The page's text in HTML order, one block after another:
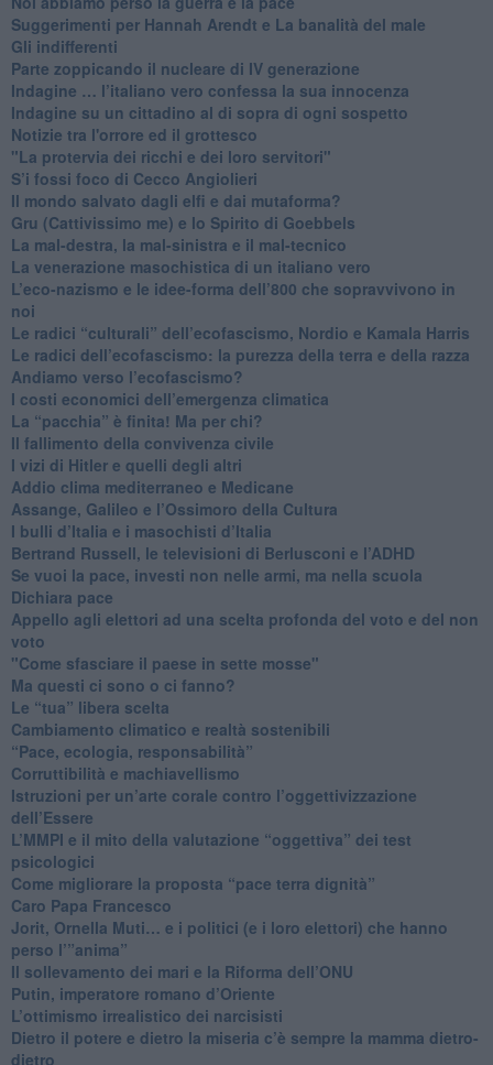
Suggerimenti per Hannah Arendt e La banalità del male
​Gli indifferenti
Parte zoppicando il nucleare di IV generazione
​Indagine … l’italiano vero confessa la sua innocenza
Indagine su un cittadino al di sopra di ogni sospetto
Notizie tra l'orrore ed il grottesco
"La protervia dei ricchi e dei loro servitori"
S’i fossi foco di Cecco Angiolieri
​Il mondo salvato dagli elfi e dai mutaforma?
Gru (Cattivissimo me) e lo Spirito di Goebbels
​La mal-destra, la mal-sinistra e il mal-tecnico
​La venerazione masochistica di un italiano vero
​L’eco-nazismo e le idee-forma dell’800 che sopravvivono in
noi
​Le radici “culturali” dell’ecofascismo, Nordio e Kamala Harris
Le radici dell’ecofascismo: la purezza della terra e della razza
Andiamo verso l’ecofascismo?
I costi economici dell’emergenza climatica
​La “pacchia” è finita! Ma per chi?
​Il fallimento della convivenza civile
​I vizi di Hitler e quelli degli altri
Addio clima mediterraneo e Medicane
​Assange, Galileo e l’Ossimoro della Cultura
​I bulli d’Italia e i masochisti d’Italia
​Bertrand Russell, le televisioni di Berlusconi e l’ADHD
​Se vuoi la pace, investi non nelle armi, ma nella scuola
​Dichiara pace
​Appello agli elettori ad una scelta profonda del voto e del non
voto
"Come sfasciare il paese in sette mosse"
​Ma questi ci sono o ci fanno?
​Le “tua” libera scelta
Cambiamento climatico e realtà sostenibili
“Pace, ecologia, responsabilità”
​Corruttibilità e machiavellismo
Istruzioni per un’arte corale contro l’oggettivizzazione
dell’Essere
​L’MMPI e il mito della valutazione “oggettiva” dei test
psicologici
Come migliorare la proposta “pace terra dignità”
Caro Papa Francesco
​Jorit, Ornella Muti… e i politici (e i loro elettori) che hanno
perso l’”anima”
​Il sollevamento dei mari e la Riforma dell’ONU
Putin, imperatore romano d’Oriente
​L’ottimismo irrealistico dei narcisisti
​Dietro il potere e dietro la miseria c’è sempre la mamma dietro-
dietro